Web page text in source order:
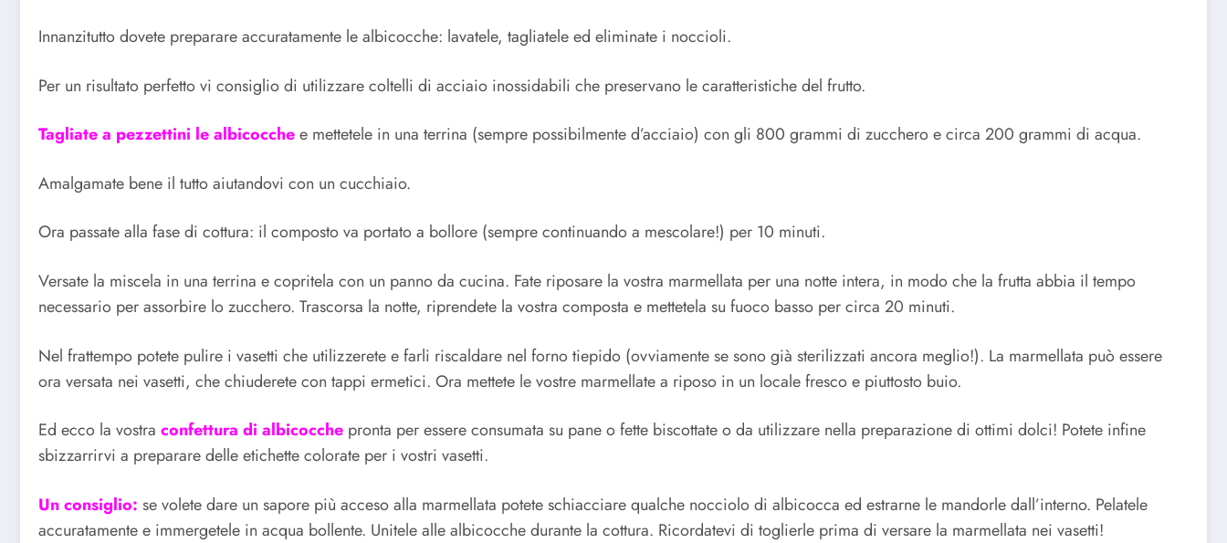
Innanzitutto dovete preparare accuratamente le albicocche: lavatele, tagliatele ed eliminate i noccioli.
Per un risultato perfetto vi consiglio di utilizzare coltelli di acciaio inossidabili che preservano le caratteristiche del frutto.
Tagliate a pezzettini le albicocchee mettetele in una terrina (sempre possibilmente d’acciaio) con gli 800 grammi di zucchero e circa 200 grammi di acqua.
Amalgamate bene il tutto aiutandovi con un cucchiaio.
Ora passate alla fase di cottura: il composto va portato a bollore (sempre continuando a mescolare!) per 10 minuti.
Versate la miscela in una terrina e copritela con un panno da cucina. Fate riposare la vostra marmellata per una notte intera, in modo che la frutta abbia il tempo
necessario per assorbire lo zucchero. Trascorsa la notte, riprendete la vostra composta e mettetela su fuoco basso per circa 20 minuti.
Nel frattempo potete pulire i vasetti che utilizzerete e farli riscaldare nel forno tiepido (ovviamente se sono già sterilizzati ancora meglio!). La marmellata può essere
ora versata nei vasetti, che chiuderete con tappi ermetici. Ora mettete le vostre marmellate a riposo in un locale fresco e piuttosto buio.
Ed ecco la vostra confettura di albicocche pronta per essere consumata su pane o fette biscottate o da utilizzare nella preparazione di ottimi dolci! Potete infine
sbizzarrirvi a preparare delle etichette colorate per i vostri vasetti.
Un consiglio: se volete dare un sapore più acceso alla marmellata potete schiacciare qualche nocciolo di albicocca ed estrarne le mandorle dall’interno. Pelatele
accuratamente e immergetele in acqua bollente. Unitele alle albicocche durante la cottura. Ricordatevi di toglierle prima di versare la marmellata nei vasetti!